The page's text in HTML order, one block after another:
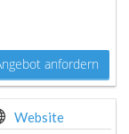
anfordern
Website